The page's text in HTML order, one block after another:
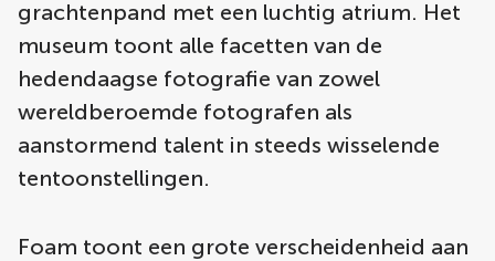
grachtenpand met een luchtig atrium. Het
museum toont alle facetten van de
hedendaagse fotografie van zowel
wereldberoemde fotografen als
aanstormend talent in steeds wisselende
tentoonstellingen.
Foam toont een grote verscheidenheid aan